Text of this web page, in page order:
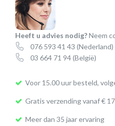
Heeft u advies nodig?Neem
076 593 41 43 (Nederland)
03 664 71 94(België)
Voor 15.00 uur besteld,
Gratis verzending vanaf €
Meer dan 35 jaar ervaring